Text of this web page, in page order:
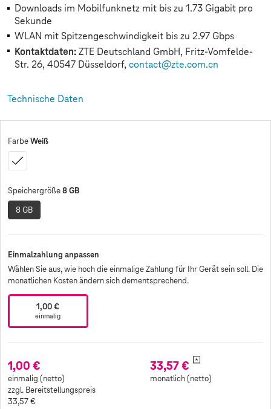
Downloads im Mobilfunknetz mit bis zu 1.73 Gigabit pro
Sekunde
WLAN mit Spitzengeschwindigkeit bis zu 2.97 Gbps
Kontaktdaten: ZTE Deutschland GmbH, Fritz-Vomfelde-
Str. 26, 40547 Düsseldorf, contact@zte.com.cn
Technische Daten
Farbe Weiß
Speichergröße 8 GB
8 GB
Einmalzahlung anpassen
Wählen Sie aus, wie hoch die einmalige Zahlung für Ihr Gerät sein soll. Die
monatlichen Kosten ändern sich dementsprechend.
1,00 €
einmalig
1,00 €
einmalig (netto)
zzgl. Bereitstellungspreis
33,57 €
33,57 € *
monatlich (netto)